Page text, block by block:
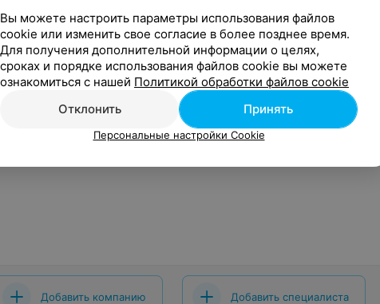
Добавить компанию Добавить специалиста
Вы можете настроить параметры использования файлов
cookie или изменить свое согласие в более позднее время.
Для получения дополнительной информации о целях,
сроках и порядке использования файлов cookie вы можете
ознакомиться с нашей Политикой обработки файлов cookie
Отклонить
Принять
Персональные настройки Cookie